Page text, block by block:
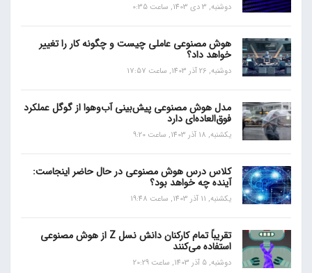
دوشنبه, 3 دی 1403, ساعت 0:35
هوش مصنوعی عاملی چیست و چگونه کار را تغییر
خواهد داد؟
دوشنبه, 26 آذر 1403, ساعت 17:57
مدل هوش مصنوعی پیش‌بینی آب‌و‌هوا از گوگل عملکرد
فوق‌العاده‌ای دارد
یکشنبه, 18 آذر 1403, ساعت 9:20
کلاس درس هوش مصنوعی در حال حاضر اینجاست:
آینده چه خواهد بود؟
یکشنبه, 11 آذر 1403, ساعت 19:48
تقریباً تمام کارکنان دانش نسل Z از هوش مصنوعی
استفاده می‌کنند
دوشنبه, 5 آذر 1403, ساعت 20:29